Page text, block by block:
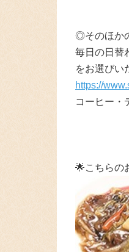
◎そのほか
毎日の日替
をお選びい
https://
コーヒー・
🌟こちらの